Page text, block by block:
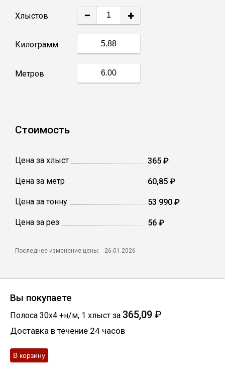
Труба профильная
Катанка
Полоса
Хлыстов − +
Килограмм
Метров
Стоимость
Цена за хлыст 365 ₽
Цена за метр 60,85 ₽
Цена за тонну 53 990 ₽
Цена за рез 56 ₽
Последнее изменение цены: 26.01.2026
Вы покупаете
Полоса 30х4 +н/м, 1 хлыст за 365,09 ₽
Доставка в течение 24 часов